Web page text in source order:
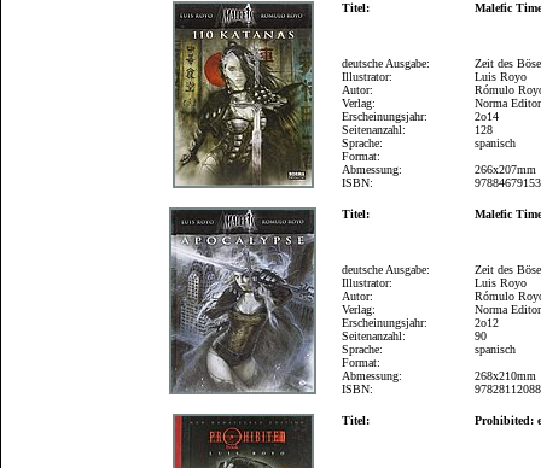
Titel: Malefic
deutsche Ausgabe:
Illustrator:
Autor:
Verlag:
Erscheinungsjahr:
Seitenanzahl:
Sprache:
Format:
Abmessung:
ISBN:
Zeit des
Luis Royo
Rómulo
Norma
2o14
128
spanisch
266x207mm
Titel: Malefic
deutsche Ausgabe:
Illustrator:
Autor:
Verlag:
Erscheinungsjahr:
Seitenanzahl:
Sprache:
Format:
Abmessung:
ISBN:
Zeit des
Luis Royo
Rómulo
Norma
2o12
90
spanisch
268x210mm
Titel: Prohibited: